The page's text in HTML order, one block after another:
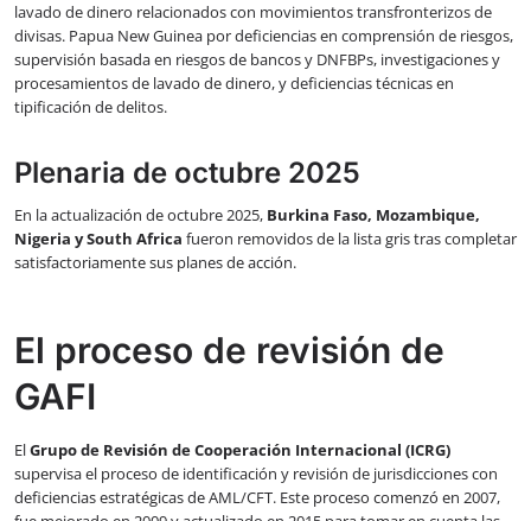
lavado de dinero relacionados con movimientos transfronterizos de
divisas. Papua New Guinea por deficiencias en comprensión de riesgos,
supervisión basada en riesgos de bancos y DNFBPs, investigaciones y
procesamientos de lavado de dinero, y deficiencias técnicas en
tipificación de delitos.
Plenaria de octubre 2025
En la actualización de octubre 2025, Burkina Faso, Mozambique,
Nigeria y South Africa fueron removidos de la lista gris tras completar
satisfactoriamente sus planes de acción.
El proceso de revisión de
GAFI
ElGrupo de Revisión de Cooperación Internacional (ICRG)
supervisa el proceso de identificación y revisión de jurisdicciones con
deficiencias estratégicas de AML/CFT. Este proceso comenzó en 2007,